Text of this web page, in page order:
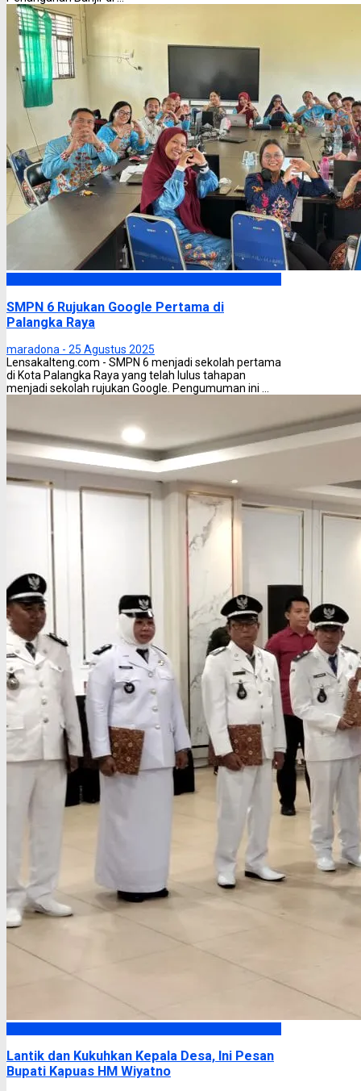
SMPN 6 Rujukan Google Pertama di
Palangka Raya
maradona - 25 Agustus 2025
Lensakalteng.com - SMPN 6 menjadi sekolah pertama
di Kota Palangka Raya yang telah lulus tahapan
menjadi sekolah rujukan Google. Pengumuman ini ...
Lantik dan Kukuhkan Kepala Desa, Ini Pesan
Bupati Kapuas HM Wiyatno